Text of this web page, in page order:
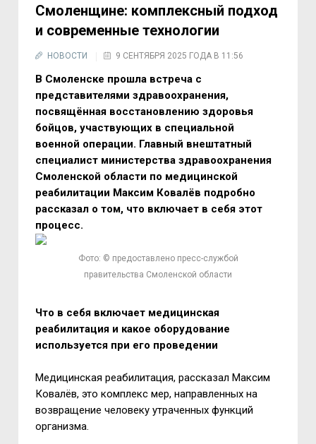
Смоленщине: комплексный подход
и современные технологии
НОВОСТИ 9 СЕНТЯБРЯ 2025 ГОДА В 11:56
В Смоленске прошла встреча с
представителями здравоохранения,
посвящённая восстановлению здоровья
бойцов, участвующих в специальной
военной операции. Главный внештатный
специалист министерства здравоохранения
Смоленской области по медицинской
реабилитации Максим Ковалёв подробно
рассказал о том, что включает в себя этот
процесс.
Фото: © предоставлено пресс-службой
правительства Смоленской области
Что в себя включает медицинская
реабилитация и какое оборудование
используется при его проведении
Медицинская реабилитация, рассказал Максим
Ковалёв, это комплекс мер, направленных на
возвращение человеку утраченных функций
организма.